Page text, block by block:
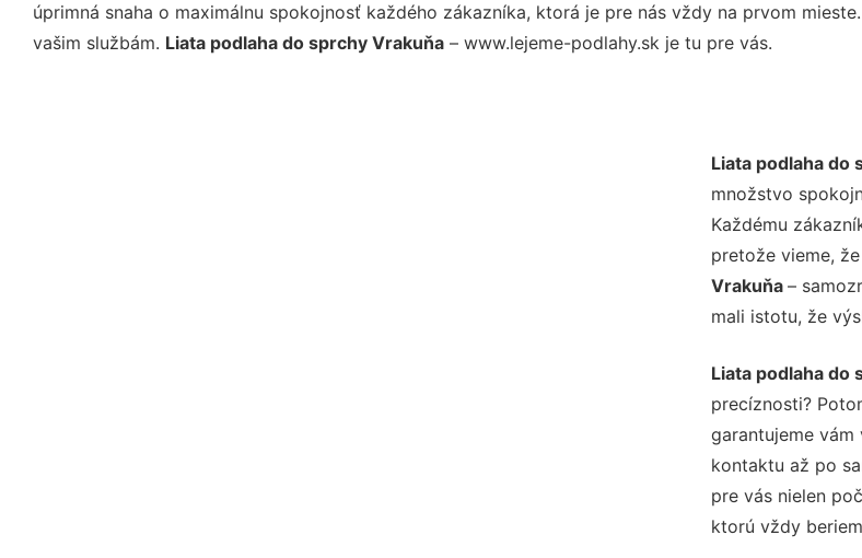
úprimná snaha o maximálnu spokojnosť každého zákazníka, ktorá je pre nás vždy na prvom
vašim službám. Liata podlaha do sprchy Vrakuňa – www.lejeme-podlahy.sk je tu pre vás.
Liata podlaha do
množstvo
Každému
pretože vieme,
Vrakuňa –
mali istotu, že
Liata podlaha do
precíznosti?
garantujeme
kontaktu až po
pre vás nielen
ktorú vždy